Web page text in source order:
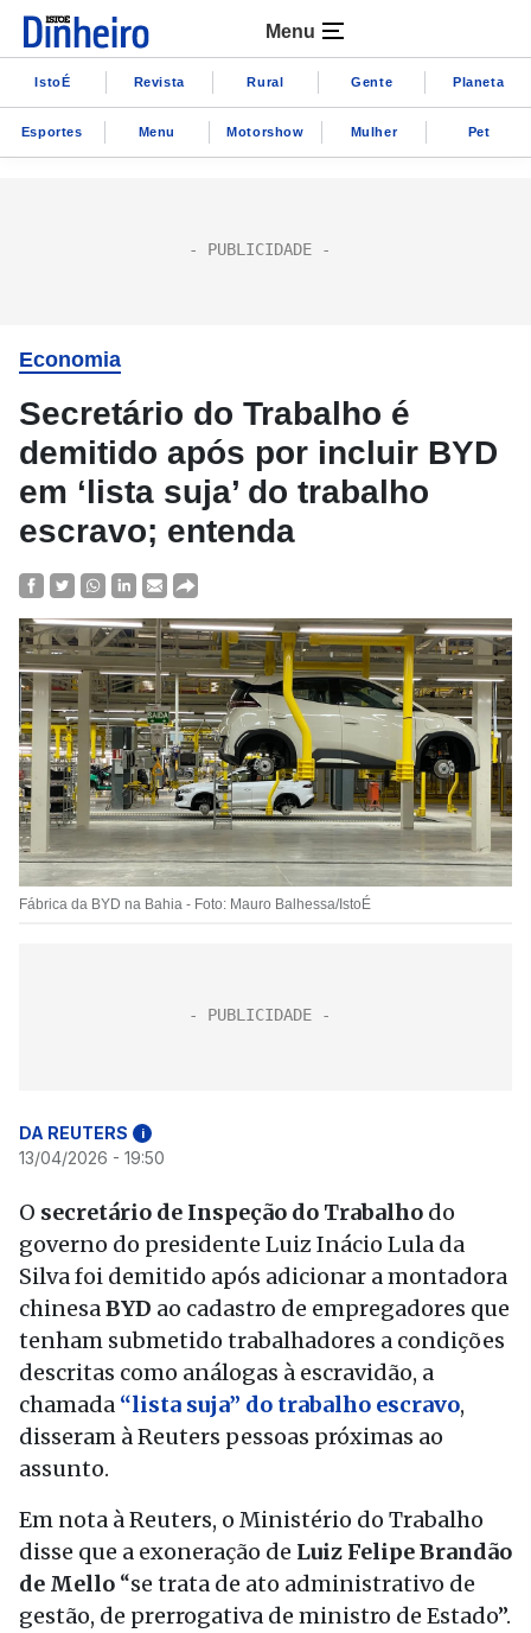
Menu
IstoÉ Revista Rural Gente Planeta
Esportes Menu Motorshow Mulher Pet
Economia
Secretário do Trabalho é
demitido após por incluir BYD
em ‘lista suja’ do trabalho
escravo; entenda
Fábrica da BYD na Bahia - Foto: Mauro Balhessa/IstoÉ
DA REUTERS i
13/04/2026 - 19:50
O secretário de Inspeção do Trabalho do
governo do presidente Luiz Inácio Lula da
Silva foi demitido após adicionar a montadora
chinesaBYD ao cadastro de empregadores que
tenham submetido trabalhadores a condições
descritas como análogas à escravidão, a
chamada “lista suja” do trabalho escravo,
disseram à Reuters pessoas próximas ao
assunto.
Em nota à Reuters, o Ministério do Trabalho
disse que a exoneração de Luiz Felipe Brandão
de Mello “se trata de ato administrativo de
gestão, de prerrogativa de ministro de Estado”.